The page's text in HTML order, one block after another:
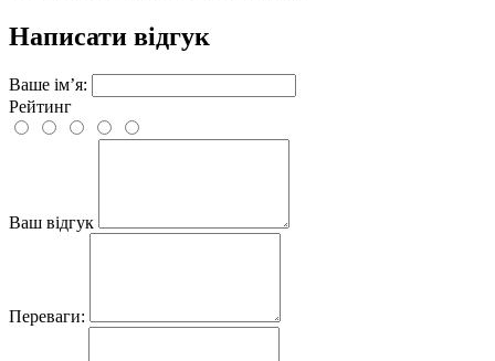
Написати відгук
Ваше ім’я:
Рейтинг
Ваш відгук
Переваги: